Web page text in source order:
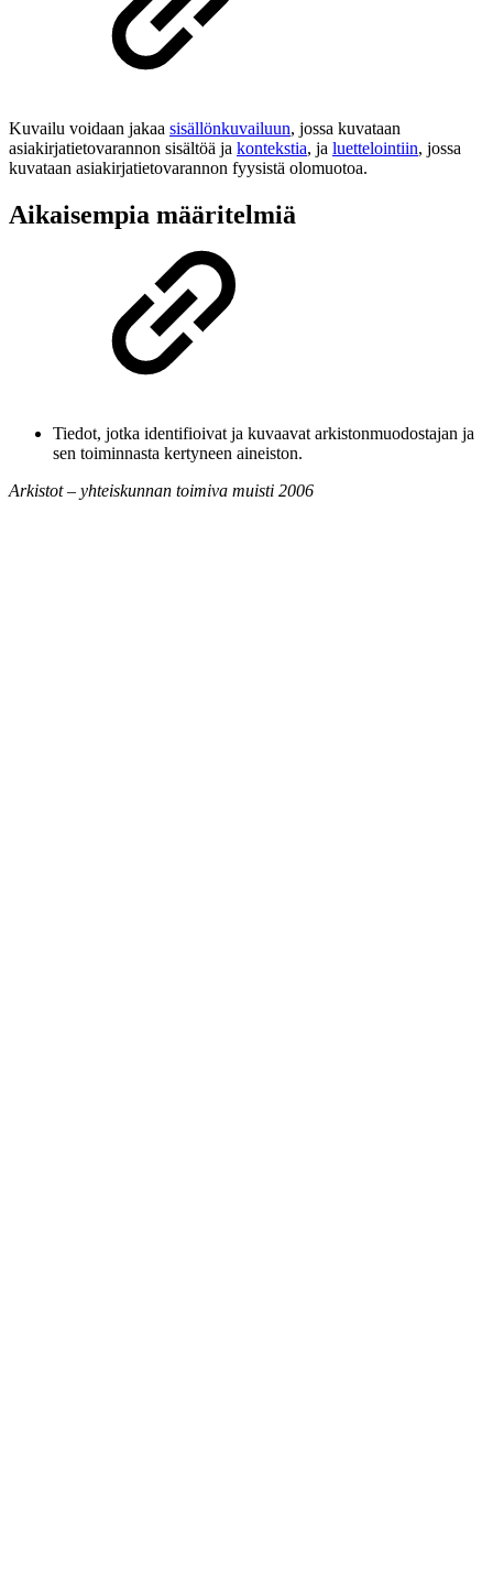
Kuvailu voidaan jakaa sisällönkuvailuun, jossa kuvataan
asiakirjatietovarannon sisältöä ja kontekstia, ja luettelointiin, jossa
kuvataan asiakirjatietovarannon fyysistä olomuotoa.
Aikaisempia määritelmiä
Tiedot, jotka identifioivat ja kuvaavat arkistonmuodostajan ja
sen toiminnasta kertyneen aineiston.
Arkistot – yhteiskunnan toimiva muisti 2006